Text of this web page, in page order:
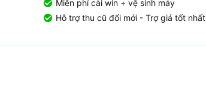
Miễn phí cài win + vệ sinh máy
Hỗ trợ thu cũ đổi mới - Trợ giá tốt nhất